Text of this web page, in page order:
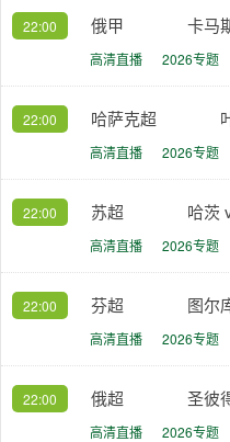
22:00 俄甲 卡马
高清直播 2026专题
22:00 哈萨克超
高清直播 2026专题
22:00 苏超 哈茨
高清直播 2026专题
22:00 芬超 图尔
高清直播 2026专题
22:00 俄超 圣彼
高清直播 2026专题